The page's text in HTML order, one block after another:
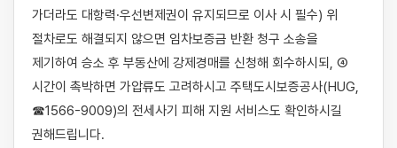
가더라도 대항력·우선변제권이 유지되므로 이사 시 필수) 위
절차로도 해결되지 않으면 임차보증금 반환 청구 소송을
제기하여 승소 후 부동산에 강제경매를 신청해 회수하시되, ④
시간이 촉박하면 가압류도 고려하시고 주택도시보증공사(HUG,
☎1566-9009)의 전세사기 피해 지원 서비스도 확인하시길
권해드립니다.